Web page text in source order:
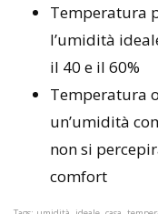
Temperatura
l’umidità
il 40 e il 60%
Temperatura
un’umidità
non si
comfort